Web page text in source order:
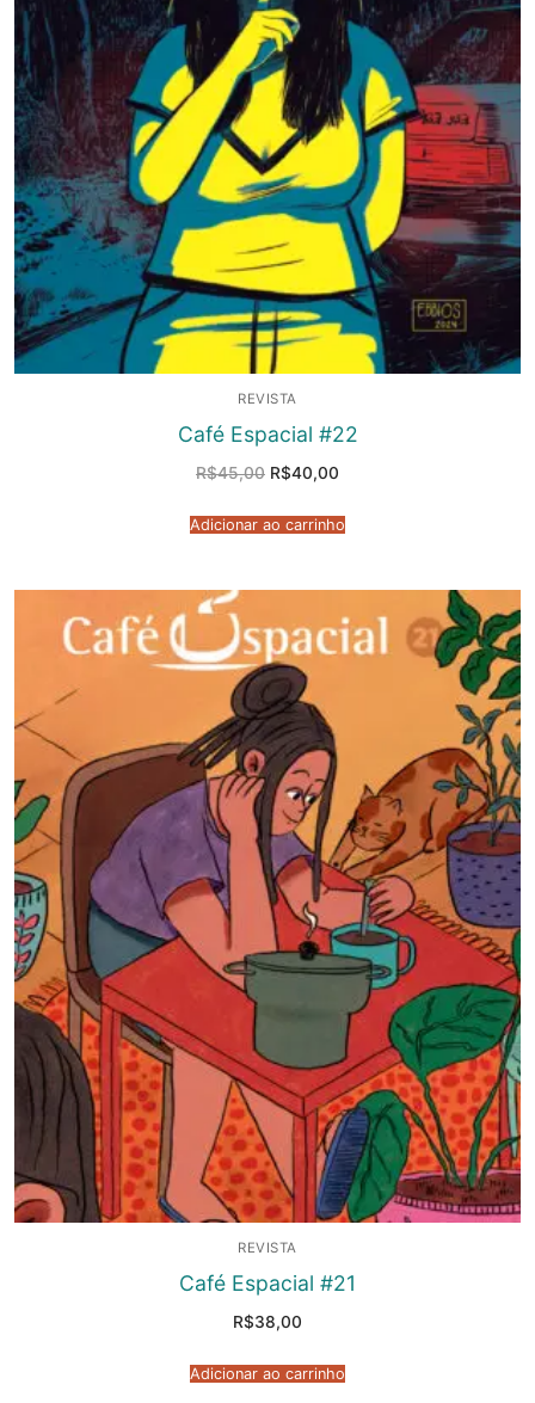
REVISTA
Café Espacial #22
R$45,00 O
preço
era:
R$45,00.
R$40,00
é:
R$40,00.
Adicionar ao carrinho
REVISTA
Café Espacial #21
R$38,00
Adicionar ao carrinho